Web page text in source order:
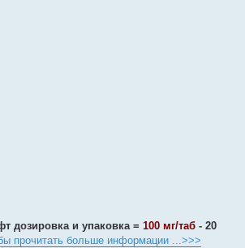
дозировка и упаковка = 100 мг/таб - 20
прочитать больше информации ...>>>